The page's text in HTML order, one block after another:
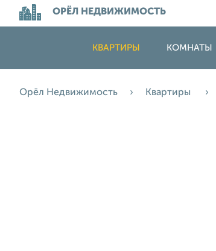
ОРЁЛ НЕДВИЖИМОСТЬ
КВАРТИРЫ КОМНАТЫ
Орёл Недвижимость Квартиры